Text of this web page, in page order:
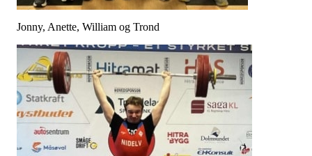
Jonny, Anette, William og Trond